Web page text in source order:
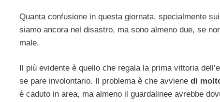
Quanta confusione in questa giornata, specialmente sui
siamo ancora nel disastro, ma sono almeno due, se
male.
Il più evidente è quello che regala la prima vittoria
se pare involontario. Il problema è che avviene di
è caduto in area, ma almeno il guardalinee avrebbe